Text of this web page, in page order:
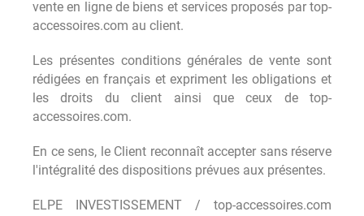
vente en ligne de biens et services proposés par top-
accessoires.com au client.
Les présentes conditions générales de vente sont
rédigées en français et expriment les obligations et
les droits du client ainsi que ceux de top-
accessoires.com.
En ce sens, le Client reconnaît accepter sans réserve
l'intégralité des dispositions prévues aux présentes.
ELPE INVESTISSEMENT / top-accessoires.com